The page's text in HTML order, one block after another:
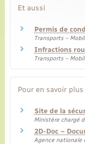
Et aussi
Permis de
Transports –
Infractions
Transports –
Pour en savoir plus
Site de la
Ministère chargé
2D-Doc –
Agence nationale